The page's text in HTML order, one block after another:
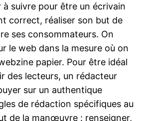
à suivre pour être un écrivain
correct, réaliser son but de
ses consommateurs. On
le web dans la mesure où on
papier. Pour être idéal
des lecteurs, un rédacteur
sur un authentique
de rédaction spécifiques au
de la manœuvre : renseigner,